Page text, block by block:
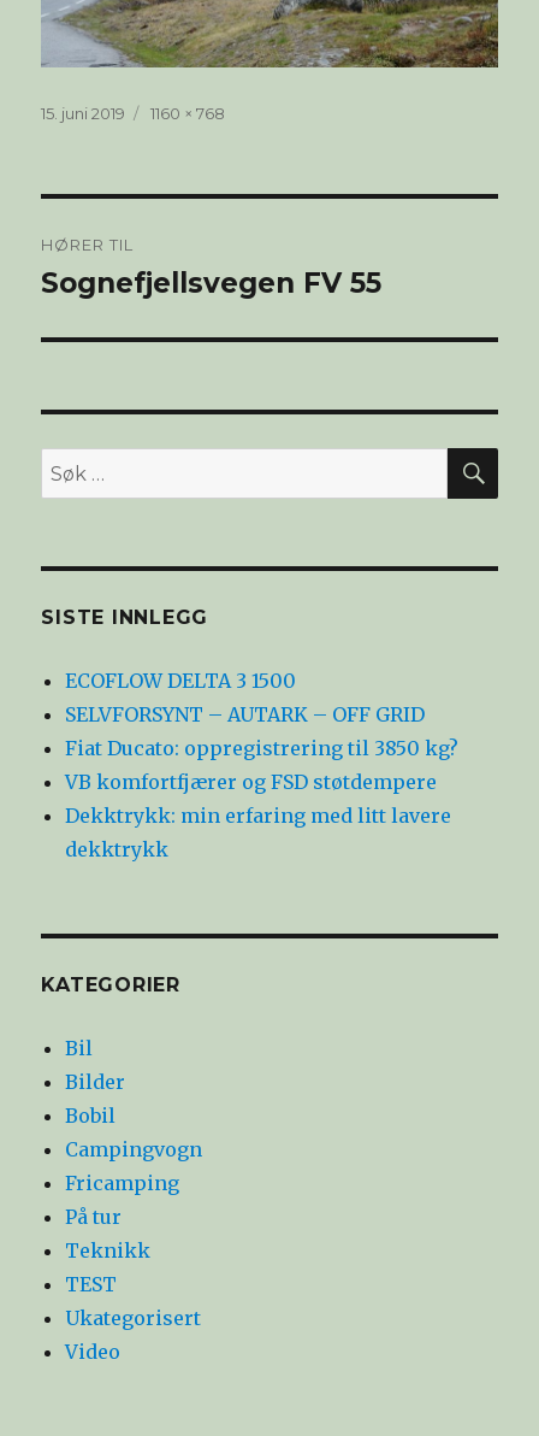
Publisert
15. juni 2019
Full
1160 × 768
HØRER TIL
Sognefjellsvegen FV 55
Søk
etter:
SISTE INNLEGG
ECOFLOW DELTA 3 1500
SELVFORSYNT – AUTARK – OFF GRID
Fiat Ducato: oppregistrering til 3850 kg?
VB komfortfjærer og FSD støtdempere
Dekktrykk: min erfaring med litt lavere
dekktrykk
KATEGORIER
Bil
Bilder
Bobil
Campingvogn
Fricamping
På tur
Teknikk
TEST
Ukategorisert
Video